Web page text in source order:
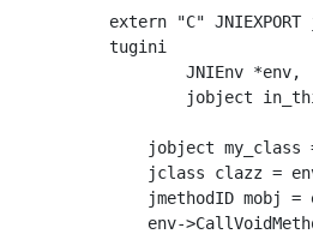
extern "C"
tugini
        JNIEnv *env,
jobject
jobject my_class
jclass clazz =
jmethodID mobj =
env-